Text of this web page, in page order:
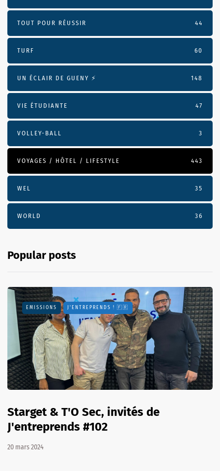
TOUT POUR RÉUSSIR 44
TURF 60
UN ÉCLAIR DE GUENY ⚡️ 148
VIE ÉTUDIANTE 47
VOLLEY-BALL 3
VOYAGES / HÔTEL / LIFESTYLE 443
WEL 35
WORLD 36
Popular posts
EMISSIONS J'ENTREPRENDS ! 🇫🇷
Starget & T'O Sec, invités de
J'entreprends #102
20 mars 2024